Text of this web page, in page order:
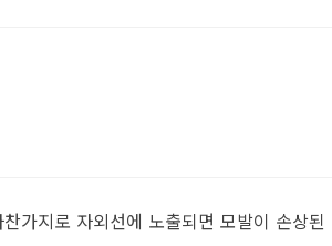
가지로 자외선에 노출되면 모발이 손상된